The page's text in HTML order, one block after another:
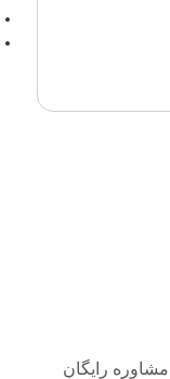
مشاوره رایگان